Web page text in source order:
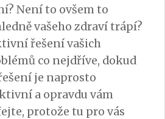
Není to ovšem to
vašeho zdraví trápí?
řešení vašich
co nejdříve, dokud
je naprosto
a opravdu vám
protože tu pro vás